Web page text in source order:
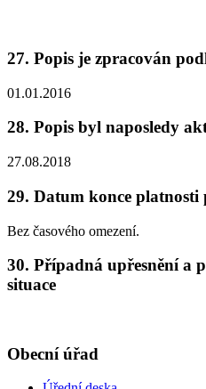
27. Popis je zpracován
01.01.2016
28. Popis byl naposledy
27.08.2018
29. Datum konce platnosti
Bez časového omezení.
30. Případná upřesnění a
situace
Obecní úřad